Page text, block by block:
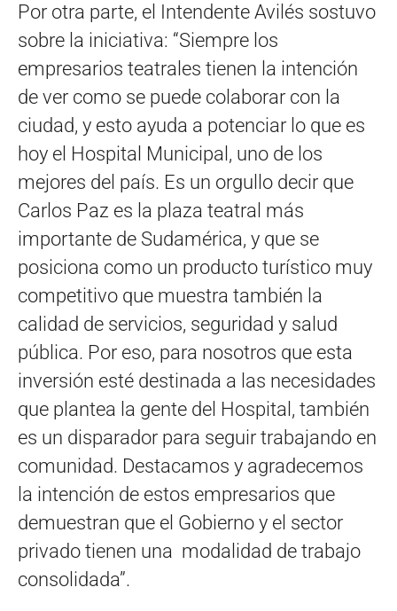
Por otra parte, el Intendente Avilés sostuvo
sobre la iniciativa: “Siempre los
empresarios teatrales tienen la intención
de ver como se puede colaborar con la
ciudad, y esto ayuda a potenciar lo que es
hoy el Hospital Municipal, uno de los
mejores del país. Es un orgullo decir que
Carlos Paz es la plaza teatral más
importante de Sudamérica, y que se
posiciona como un producto turístico muy
competitivo que muestra también la
calidad de servicios, seguridad y salud
pública. Por eso, para nosotros que esta
inversión esté destinada a las necesidades
que plantea la gente del Hospital, también
es un disparador para seguir trabajando en
comunidad. Destacamos y agradecemos
la intención de estos empresarios que
demuestran que el Gobierno y el sector
privado tienen una modalidad de trabajo
consolidada”.